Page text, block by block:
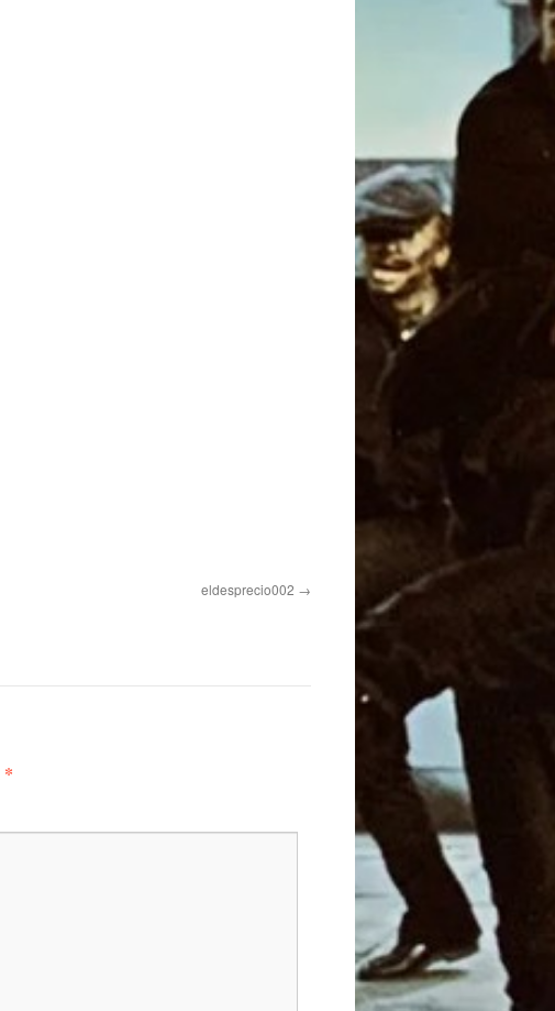
eldesprecio002
*